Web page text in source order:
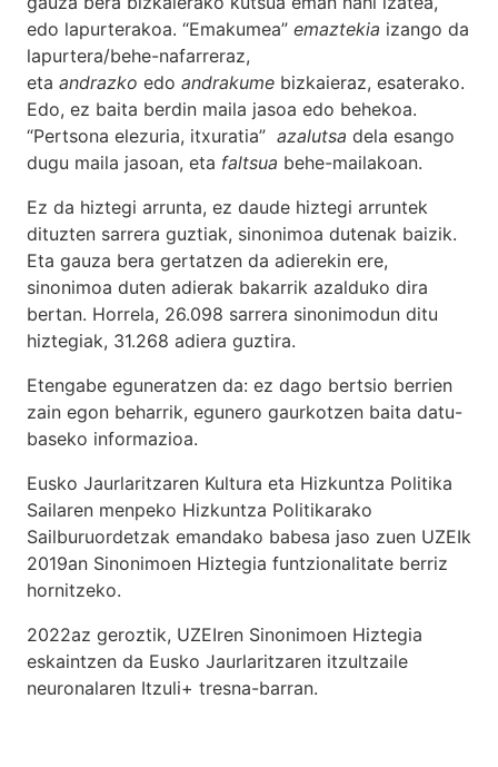
edo lapurterakoa. “Emakumea” emaztekia izango da
lapurtera/behe-nafarreraz,
eta andrazko edo andrakume bizkaieraz, esaterako.
Edo, ez baita berdin maila jasoa edo behekoa.
“Pertsona elezuria, itxuratia” azalutsa dela esango
dugu maila jasoan, eta faltsua behe-mailakoan.
Ez da hiztegi arrunta, ez daude hiztegi arruntek
dituzten sarrera guztiak, sinonimoa dutenak baizik.
Eta gauza bera gertatzen da adierekin ere,
sinonimoa duten adierak bakarrik azalduko dira
bertan. Horrela, 26.098 sarrera sinonimodun ditu
hiztegiak, 31.268 adiera guztira.
Etengabe eguneratzen da: ez dago bertsio berrien
zain egon beharrik, egunero gaurkotzen baita datu-
baseko informazioa.
Eusko Jaurlaritzaren Kultura eta Hizkuntza Politika
Sailaren menpeko Hizkuntza Politikarako
Sailburuordetzak emandako babesa jaso zuen UZEIk
2019an Sinonimoen Hiztegia funtzionalitate berriz
hornitzeko.
2022az geroztik, UZEIren Sinonimoen Hiztegia
eskaintzen da Eusko Jaurlaritzaren itzultzaile
neuronalaren Itzuli+ tresna-barran.